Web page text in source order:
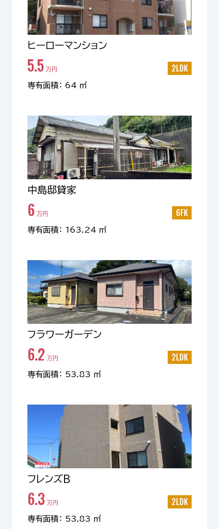
ヒーローマンション
5.5 万円 2LDK
専有面積： 64 ㎡
中島邸貸家
6 万円 6FK
専有面積： 163.24 ㎡
フラワーガーデン
6.2 万円 2LDK
専有面積： 53.83 ㎡
フレンズB
6.3 万円 2LDK
専有面積： 53.83 ㎡